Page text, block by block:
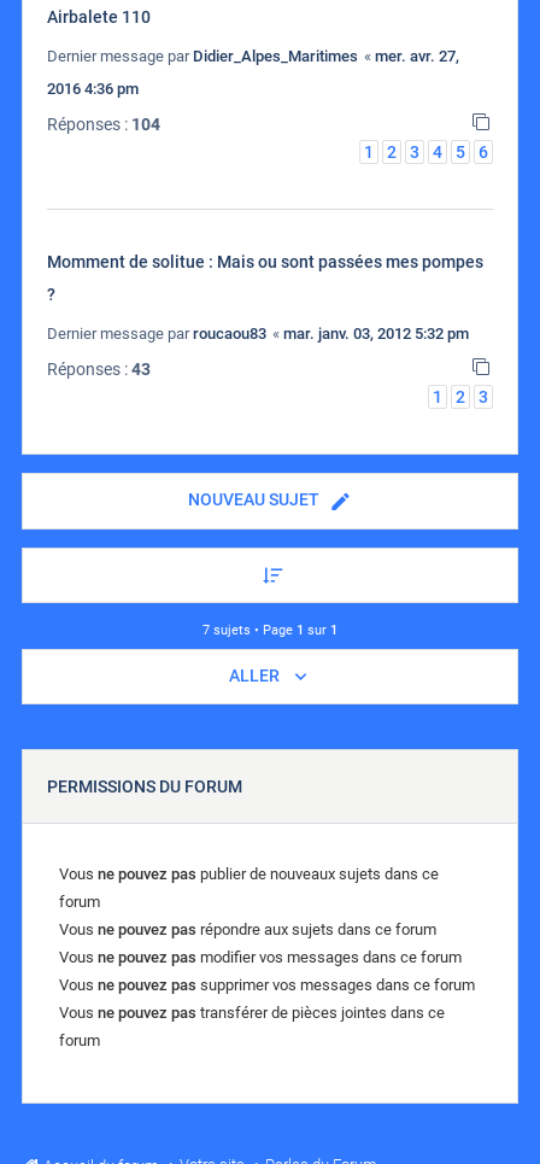
Airbalete 110
Dernier message par Didier_Alpes_Maritimes « mer. avr. 27,
2016 4:36 pm
Réponses : 104
1
2 3 4 5 6
Momment de solitue : Mais ou sont passées mes pompes
?
Dernier message parroucaou83 « mar. janv. 03, 2012 5:32 pm
Réponses :43
1
2 3
NOUVEAU SUJET
7 sujets • Page 1 sur 1
ALLER
PERMISSIONS DU FORUM
Vous ne pouvez pas publier de nouveaux sujets dans ce
forum
Vous ne pouvez pas répondre aux sujets dans ce forum
Vous ne pouvez pas modifier vos messages dans ce forum
Vous ne pouvez pas supprimer vos messages dans ce forum
Vous ne pouvez pas transférer de pièces jointes dans ce
forum